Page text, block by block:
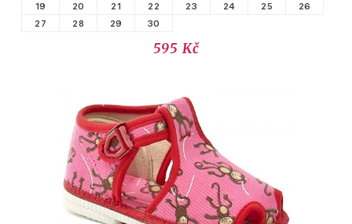
19 20 21 22 23 24 25
26
27
28 29 30
595 Kč